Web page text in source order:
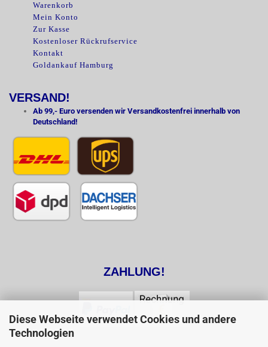
Diese Webseite verwendet Cookies und andere
Technologien
Warenkorb
Mein Konto
Zur Kasse
Kostenloser Rückrufservice
Kontakt
Goldankauf Hamburg
VERSAND!
Ab 99,- Euro versenden wir Versandkostenfrei innerhalb von
Deutschland!
ZAHLUNG!